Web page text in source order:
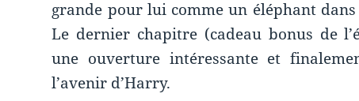
grande pour lui comme un éléphant
Le dernier chapitre (cadeau bonus de
une ouverture intéressante et
l’avenir d’Harry.